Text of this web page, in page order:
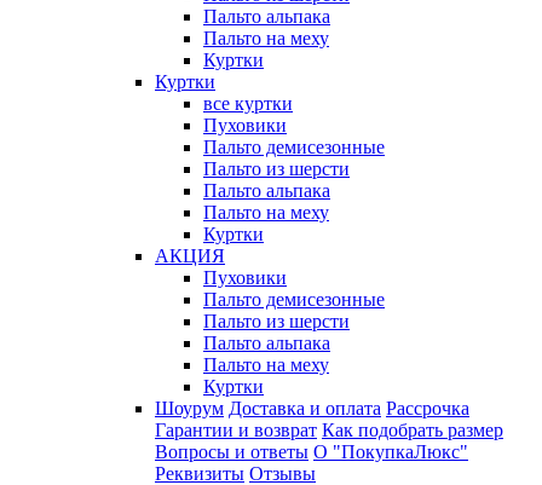
Пальто альпака
Пальто на меху
Куртки
Куртки
все куртки
Пуховики
Пальто демисезонные
Пальто из шерсти
Пальто альпака
Пальто на меху
Куртки
АКЦИЯ
Пуховики
Пальто демисезонные
Пальто из шерсти
Пальто альпака
Пальто на меху
Куртки
Шоурум Доставка и оплата Рассрочка
Гарантии и возврат Как подобрать размер
Вопросы и ответы О "ПокупкаЛюкс"
Реквизиты Отзывы